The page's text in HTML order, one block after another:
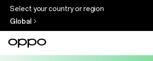
Select your country or region
Global